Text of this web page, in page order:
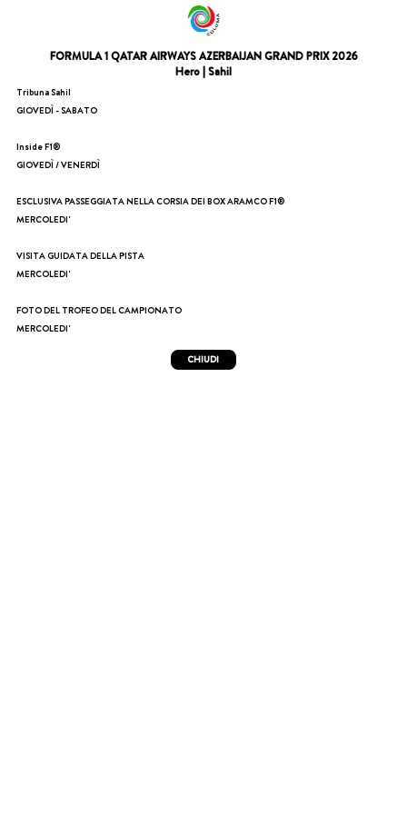
FORMULA 1 QATAR AIRWAYS AZERBAIJAN GRAND PRIX 2026
Hero | Sahil
Tribuna Sahil
GIOVEDÌ - SABATO
Inside F1®
GIOVEDÌ / VENERDÌ
ESCLUSIVA PASSEGGIATA NELLA CORSIA DEI BOX ARAMCO F1®
MERCOLEDI'
VISITA GUIDATA DELLA PISTA
MERCOLEDI'
FOTO DEL TROFEO DEL CAMPIONATO
MERCOLEDI'
CHIUDI